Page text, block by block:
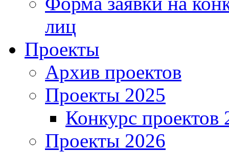
лиц
Проекты
Архив проектов
Проекты 2025
Конкурс проектов
Проекты 2026